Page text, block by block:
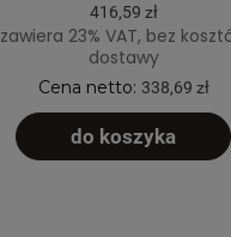
416,59 zł
zawiera 23% VAT, bez
dostawy
Cena netto: 338,69 zł
do koszyka